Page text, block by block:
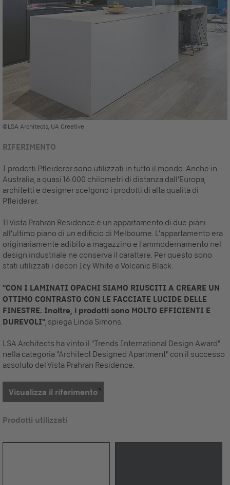
©LSA Architects, UA Creative
RIFERIMENTO
I prodotti Pfleiderer sono utilizzati in tutto il mondo. Anche in
Australia, a quasi 16.000 chilometri di distanza dall'Europa,
architetti e designer scelgono i prodotti di alta qualità di
Pfleiderer.
Il Vista Prahran Residence è un appartamento di due piani
all'ultimo piano di un edificio di Melbourne. L'appartamento era
originariamente adibito a magazzino e l'ammodernamento nel
design industriale ne conserva il carattere. Per questo sono
stati utilizzati i decori Icy White e Volcanic Black.
"CON I LAMINATI OPACHI SIAMO RIUSCITI A CREARE UN
OTTIMO CONTRASTO CON LE FACCIATE LUCIDE DELLE
FINESTRE. Inoltre, i prodotti sono MOLTO EFFICIENTI E
DUREVOLI", spiega Linda Simons.
LSA Architects ha vinto il "Trends International Design Award"
nella categoria "Architect Designed Apartment" con il successo
assoluto del Vista Prahran Residence.
Visualizza il riferimento
Prodotti utilizzati